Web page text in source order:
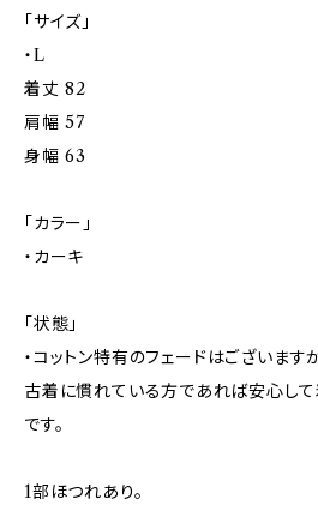
「サイズ」
・L
着丈 82
肩幅 57
身幅 63
「カラー」
・カーキ
「状態」
・コットン特有のフェードはございますが
古着に慣れている方であれば安心し
です。
1部ほつれあり。